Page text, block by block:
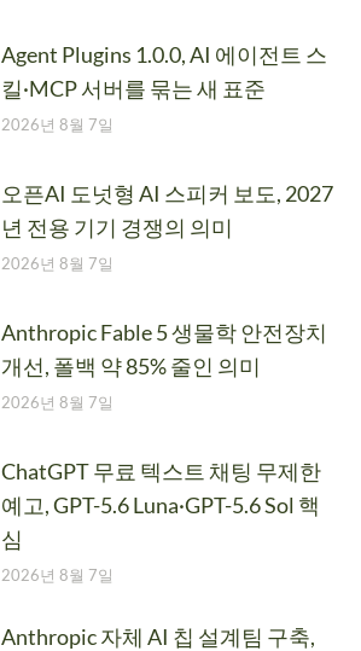
Agent Plugins 1.0.0, AI 에이전트 스
킬·MCP 서버를 묶는 새 표준
2026년 8월 7일
오픈AI 도넛형 AI 스피커 보도, 2027
년 전용 기기 경쟁의 의미
2026년 8월 7일
Anthropic Fable 5 생물학 안전장치
개선, 폴백 약 85% 줄인 의미
2026년 8월 7일
ChatGPT 무료 텍스트 채팅 무제한
예고, GPT-5.6 Luna·GPT-5.6 Sol 핵
심
2026년 8월 7일
Anthropic 자체 AI 칩 설계팀 구축,